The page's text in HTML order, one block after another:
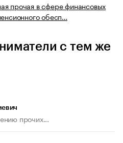
прочая в сфере финансовых
обесп…
с тем же
прочих...